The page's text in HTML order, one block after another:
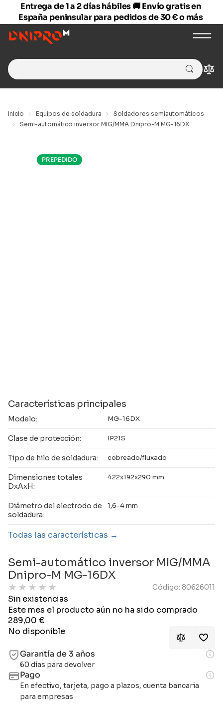
Entrega de 1 a 2 días hábiles 🚚 Envío gratis en
España peninsular para pedidos de 30 € o más
Search
for:
Inicio Equipos de soldadura
Soldadores semiautomáticos
Semi-automático inversor MIG/MMA Dnipro-M MG-16DX
PREPEDIDO
Características principales
Modelo: MG-16DX
Clase de protección: IP21S
Tipo de hilo de soldadura: cobreado/fluxado
Dimensiones totales
DxAxH:
422x192x290 mm
Diámetro del electrodo de
soldadura:
1,6-4 mm
Todas las características
Semi-automático inversor MIG/MMA
Dnipro-M MG-16DX
★ ★ ★ ★ ★ Código: 80626011
Sin existencias
Este mes el producto aún no ha sido comprado
289,00€
No disponible
Garantía de 3 años
60 días para devolver
Pago
En efectivo, tarjeta, pago a plazos, cuenta bancaria
para empresas